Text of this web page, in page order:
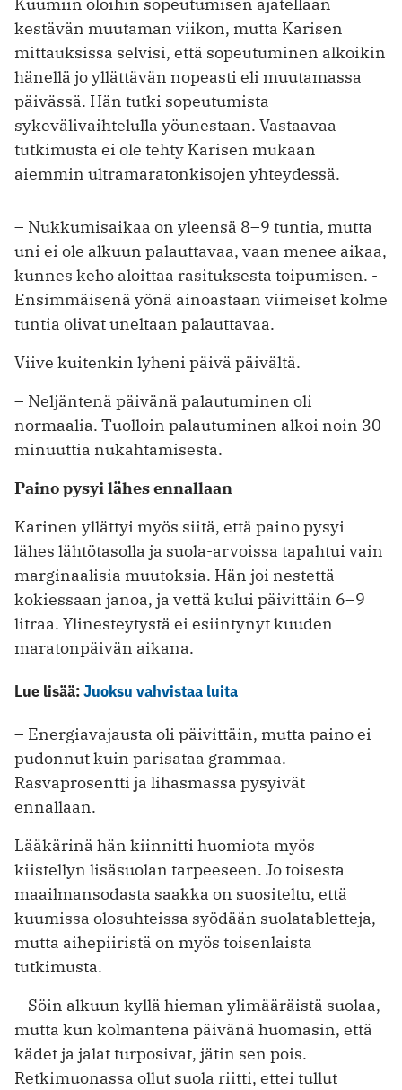
Kuumiin oloihin sopeutumisen ajatellaan
kestävän muutaman viikon, mutta Karisen
mittauksissa selvisi, että sopeutuminen alkoikin
hänellä jo yllättävän nopeasti eli muutamassa
päivässä. Hän tutki sopeutumista
sykevälivaihtelulla yöunestaan. Vastaavaa
tutkimusta ei ole tehty Karisen mukaan
aiemmin ultra­maratonkisojen yhteydessä.
– Nukkumisaikaa on yleensä 8–9 tuntia, mutta
uni ei ole alkuun pa­lauttavaa, vaan menee ­aikaa,
kunnes keho aloittaa ra­situk­sesta toipumisen. ­
Ensimmäisenä yönä ­ainoastaan viimeiset kolme
tuntia olivat uneltaan palauttavaa.
Viive kuitenkin lyheni päivä päivältä.
– Neljäntenä päivänä palautuminen oli
normaalia. Tuolloin palautuminen alkoi noin 30
minuuttia nukahtamisesta.
Paino pysyi lähes ennallaan
Karinen yllättyi myös siitä, että paino pysyi
lähes lähtötasolla ja suola-arvoissa tapahtui vain
marginaalisia muutoksia. Hän joi nestettä
kokiessaan janoa, ja vettä kului päivittäin 6–9
litraa. Ylinesteytystä ei esiintynyt kuuden
maratonpäivän aikana.
Lue lisää:Juoksu vahvistaa luita
– Energiavajausta oli päivittäin, mutta paino ei
pudonnut kuin parisataa grammaa.
Rasvaprosentti ja lihasmassa ­pysyivät
ennallaan.
Lääkärinä hän kiinnitti huomiota myös
kiistellyn lisäsuolan tarpeeseen. Jo toisesta
maailmansodasta saakka on suositeltu, että
kuumissa olosuhteissa syödään suolatabletteja,
mutta aihepiiristä on myös toisenlaista
tutkimusta.
– Söin alkuun kyllä hieman ylimääräistä suolaa,
mutta kun kolmantena päivänä huomasin, että
kädet ja ­jalat ­turposivat, jätin sen pois.
Retkimuonassa ollut suola riitti, ettei tullut